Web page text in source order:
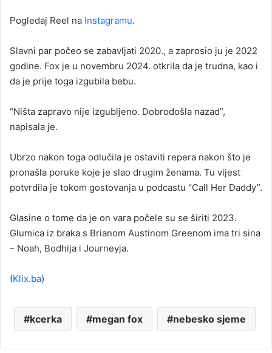
Pogledaj Reel na Instagramu.
Slavni par počeo se zabavljati 2020., a zaprosio ju je 2022
godine. Fox je u novembru 2024. otkrila da je trudna, kao i
da je prije toga izgubila bebu.
“Ništa zapravo nije izgubljeno. Dobrodošla nazad”,
napisala je.
Ubrzo nakon toga odlučila je ostaviti repera nakon što je
pronašla poruke koje je slao drugim ženama. Tu vijest
potvrdila je tokom gostovanja u podcastu “Call Her Daddy”.
Glasine o tome da je on vara počele su se širiti 2023.
Glumica iz braka s Brianom Austinom Greenom ima tri sina
– Noah, Bodhija i Journeyja.
(Klix.ba)
kcerka megan fox nebesko sjeme